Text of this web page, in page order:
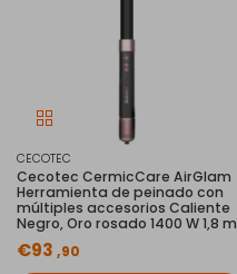
CECOTEC
Cecotec CermicCare AirGlam
Herramienta de peinado con
múltiples accesorios Caliente
Negro, Oro rosado 1400 W 1,8 m
€93 ,90